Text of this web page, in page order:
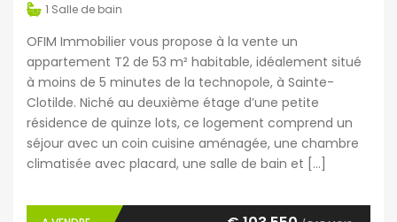
1 Salle de bain
OFIM Immobilier vous propose à la vente un
appartement T2 de 53 m² habitable, idéalement situé
à moins de 5 minutes de la technopole, à Sainte-
Clotilde. Niché au deuxième étage d’une petite
résidence de quinze lots, ce logement comprend un
séjour avec un coin cuisine aménagée, une chambre
climatisée avec placard, une salle de bain et […]